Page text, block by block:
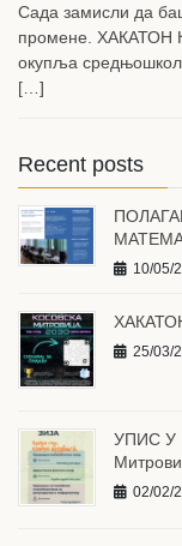
Сада замисли да
промене. ХАКАТОН
окупља
[…]
Recent posts
10/05/
25/03/
УПИС У
02/02/